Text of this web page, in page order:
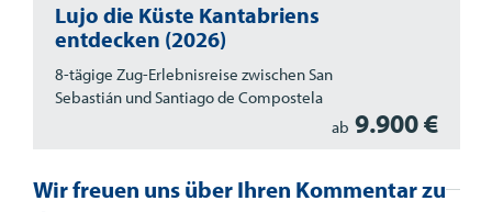
Lujo die Küste Kantabriens
entdecken (2026)
8-tägige Zug-Erlebnisreise zwischen San
Sebastián und Santiago de Compostela
ab 9.900 €
Wir freuen uns über Ihren Kommentar zu